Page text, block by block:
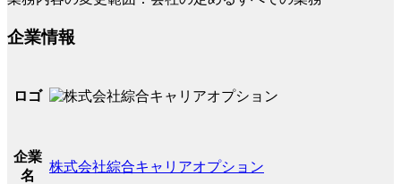
企業情報
ロゴ
企業
名
株式会社綜合キャリアオプション